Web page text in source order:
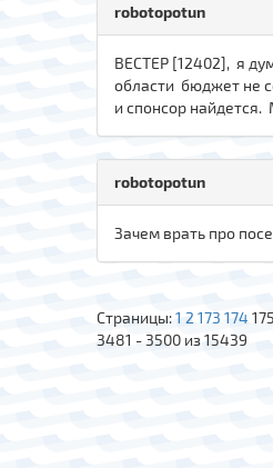
robotopotun
ВЕСТЕР [12402], я
области бюджет не
и спонсор найдется.
robotopotun
Зачем врать про
Страницы:1 2 173 174 175
3481 - 3500 из 15439